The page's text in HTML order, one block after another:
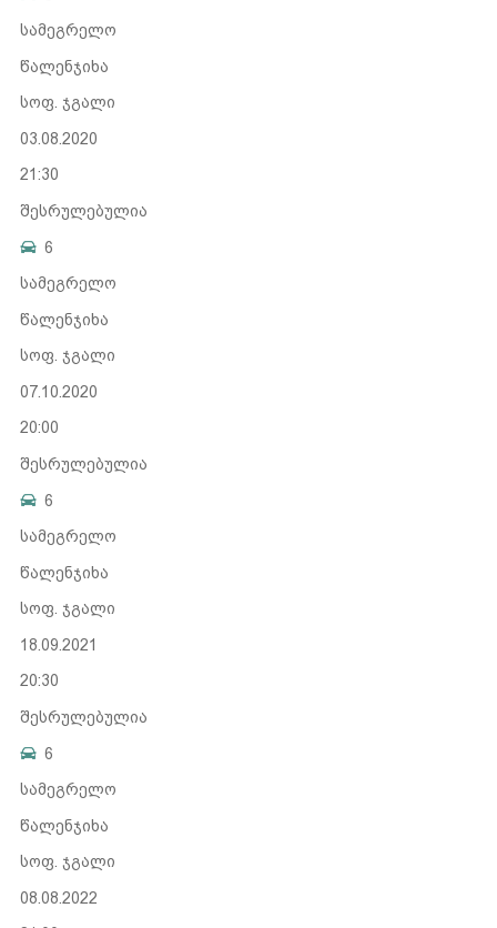
სამეგრელო
წალენჯიხა
სოფ. ჯგალი
03.08.2020
21:30
შესრულებულია
6
სამეგრელო
წალენჯიხა
სოფ. ჯგალი
07.10.2020
20:00
შესრულებულია
6
სამეგრელო
წალენჯიხა
სოფ. ჯგალი
18.09.2021
20:30
შესრულებულია
6
სამეგრელო
წალენჯიხა
სოფ. ჯგალი
08.08.2022